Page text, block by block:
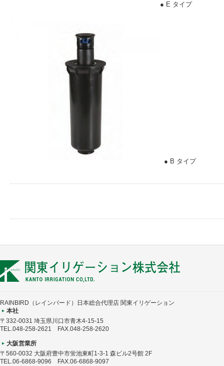
● E タイプ
● B タイプ
RAINBIRD（レインバード）日本総合代理店 関東イリゲーション
本社
〒332-0031 埼玉県川口市青木4-15-15
TEL.048-258-2621 FAX.048-258-2620
大阪営業所
〒560-0032 大阪府豊中市蛍池東町1-3-1 森ビル2号館 2F
TEL.06-6868-9096 FAX.06-6868-9097